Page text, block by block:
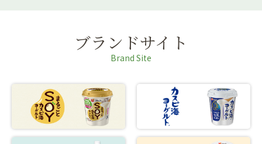
ブランドサイト
Brand Site